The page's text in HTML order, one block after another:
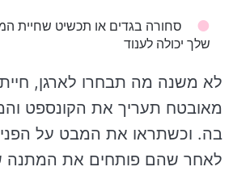
סחורה בגדים או תכשיט שחיית
שלך יכולה לענוד
לא משנה מה תבחרו לארגן,
מאובטח תעריך את הקונספט
בה. וכשתראו את המבט על
לאחר שהם פותחים את